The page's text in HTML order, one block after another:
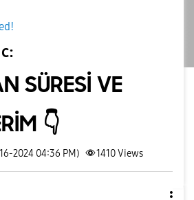
SÜRESİ VE
👇
2024 04:36 PM) 1410Views